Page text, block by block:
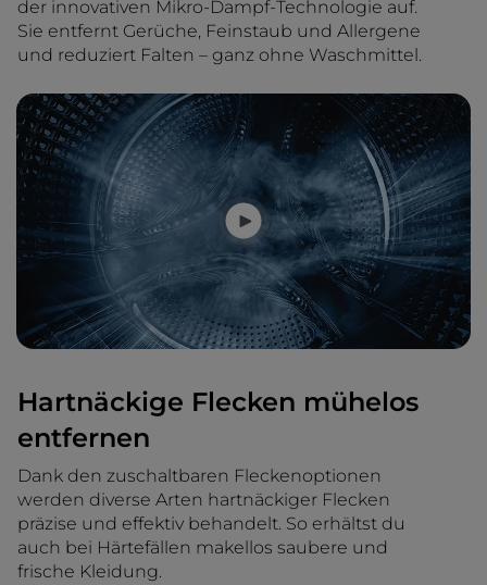
der innovativen Mikro-Dampf-Technologie auf.
Sie entfernt Gerüche, Feinstaub und Allergene
und reduziert Falten – ganz ohne Waschmittel.
Hartnäckige Flecken mühelos
entfernen
Dank den zuschaltbaren Fleckenoptionen
werden diverse Arten hartnäckiger Flecken
präzise und effektiv behandelt. So erhältst du
auch bei Härtefällen makellos saubere und
frische Kleidung.